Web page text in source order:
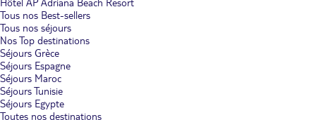
Hôtel AP Adriana Beach Resort
Tous nos Best-sellers
Tous nos séjours
Nos Top destinations
Séjours Grèce
Séjours Espagne
Séjours Maroc
Séjours Tunisie
Séjours Egypte
Toutes nos destinations